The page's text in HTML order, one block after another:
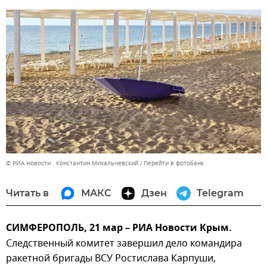
© РИА Новости . Константин Михальчевский Перейти в фотобанк
Читать в МАКС Дзен Telegram
СИМФЕРОПОЛЬ, 21 мар – РИА Новости Крым.
Следственный комитет завершил дело командира
ракетной бригады ВСУ Ростислава Карпуши,